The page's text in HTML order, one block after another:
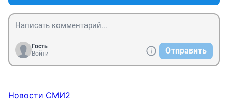
Гость
Войти
Отправить
Новости СМИ2